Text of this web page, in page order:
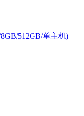
512GB/单主机)